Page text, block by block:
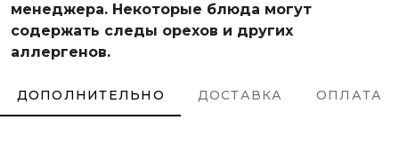
менеджера. Некоторые блюда могут
содержать следы орехов и других
аллергенов.
ДОПОЛНИТЕЛЬНО ДОСТАВКА ОПЛАТА